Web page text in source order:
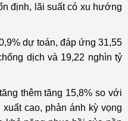
định, lãi suất có xu hướng
dự toán, đáp ứng 31,55
dịch và 19,22 nghìn tỷ
thêm tăng 15,8% so với
cao, phản ánh kỳ vọng